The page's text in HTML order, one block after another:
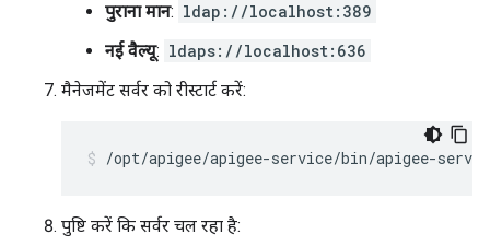
पुराना मान: ldap://localhost:389
नई वैल्यू: ldaps://localhost:636
मैनेजमेंट सर्वर को रीस्टार्ट करें:
/opt/apigee/apigee-service/bin/apigee-
पुष्टि करें कि सर्वर चल रहा है: